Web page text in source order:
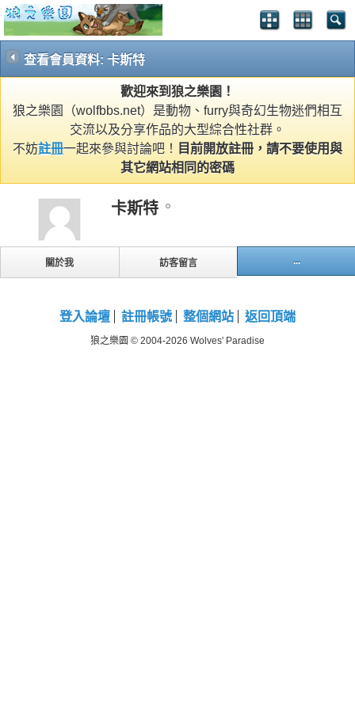
查看會員資料: 卡斯特
歡迎來到狼之樂園！
狼之樂園（wolfbbs.net）是動物、furry與奇幻生物迷們相互
交流以及分享作品的大型綜合性社群。
不妨註冊一起來參與討論吧！
目前開放註冊，請不要使用與
其它網站相同的密碼
卡斯特
關於我 訪客留言 ...
登入論壇 註冊帳號 整個網站 返回頂端
狼之樂園 © 2004-2026 Wolves' Paradise